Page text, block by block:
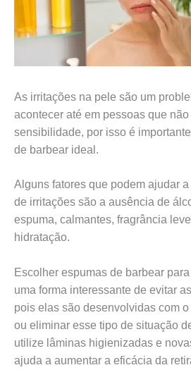
As irritações na pele são um
acontecer até em pessoas que
sensibilidade, por isso é
de barbear ideal.
Alguns fatores que podem ajudar
de irritações são a ausência de
espuma, calmantes, fragrância
hidratação.
Escolher espumas de barbear
uma forma interessante de evitar
pois elas são desenvolvidas com
ou eliminar esse tipo de situação
utilize lâminas higienizadas e
ajuda a aumentar a eficácia da